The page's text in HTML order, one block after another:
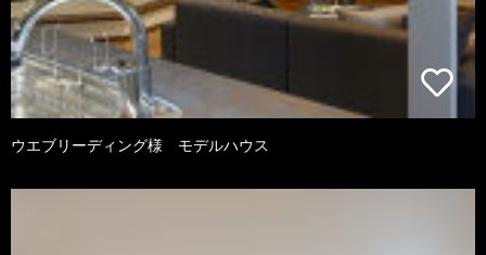
ウエブリーディング様 モデルハウス